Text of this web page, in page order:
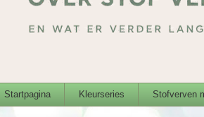
Startpagina Kleurseries Stofverven